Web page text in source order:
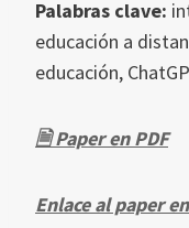
Palabras clave:
educación a
educación,
🗎 Paper en PDF
Enlace al paper